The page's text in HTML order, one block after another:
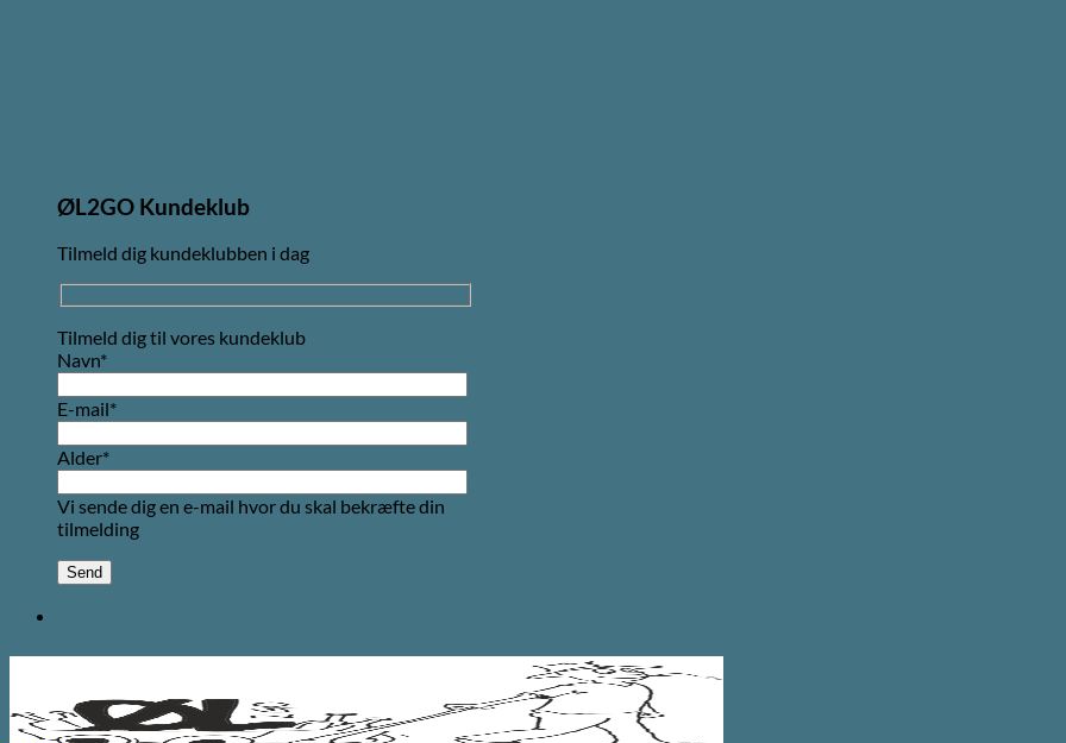
ØL2GO Kundeklub
Tilmeld dig kundeklubben i dag
Tilmeld dig til vores kundeklub
Navn*
E-mail*
Alder*
Vi sende dig en e-mail hvor du skal bekræfte din
tilmelding